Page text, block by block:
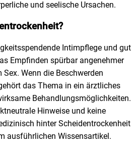
und seelische Ursachen.
Intimpflege und gut
Empfinden spürbar angenehmer
Wenn die Beschwerden
das Thema in ein ärztliches
Behandlungsmöglichkeiten.
Hinweise und keine
hinter Scheidentrockenheit
ausführlichen Wissensartikel.